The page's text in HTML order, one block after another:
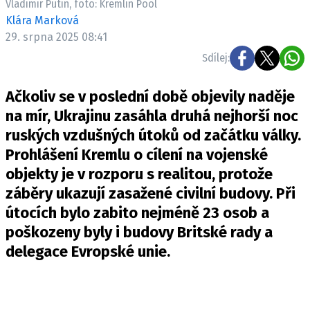
Vladimir Putin, foto: Kremlin Pool
Klára Marková
29. srpna 2025 08:41
Sdílej:
Ačkoliv se v poslední době objevily naděje
na mír, Ukrajinu zasáhla druhá nejhorší noc
ruských vzdušných útoků od začátku války.
Prohlášení Kremlu o cílení na vojenské
objekty je v rozporu s realitou, protože
záběry ukazují zasažené civilní budovy. Při
útocích bylo zabito nejméně 23 osob a
poškozeny byly i budovy Britské rady a
delegace Evropské unie.